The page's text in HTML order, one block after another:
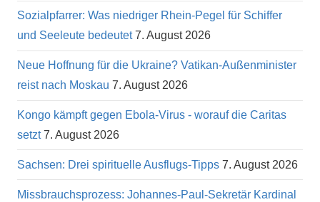
Sozialpfarrer: Was niedriger Rhein-Pegel für Schiffer
und Seeleute bedeutet 7. August 2026
Neue Hoffnung für die Ukraine? Vatikan-Außenminister
reist nach Moskau 7. August 2026
Kongo kämpft gegen Ebola-Virus - worauf die Caritas
setzt 7. August 2026
Sachsen: Drei spirituelle Ausflugs-Tipps 7. August 2026
Missbrauchsprozess: Johannes-Paul-Sekretär Kardinal